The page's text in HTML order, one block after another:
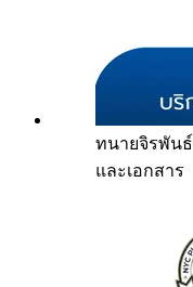
ทนายจิรพันธ์
และเอกสาร